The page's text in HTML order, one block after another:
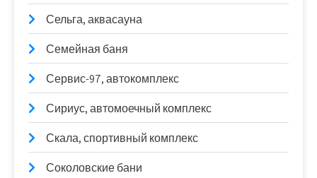
Сельга, аквасауна
Семейная баня
Сервис-97, автокомплекс
Сириус, автомоечный комплекс
Скала, спортивный комплекс
Соколовские бани